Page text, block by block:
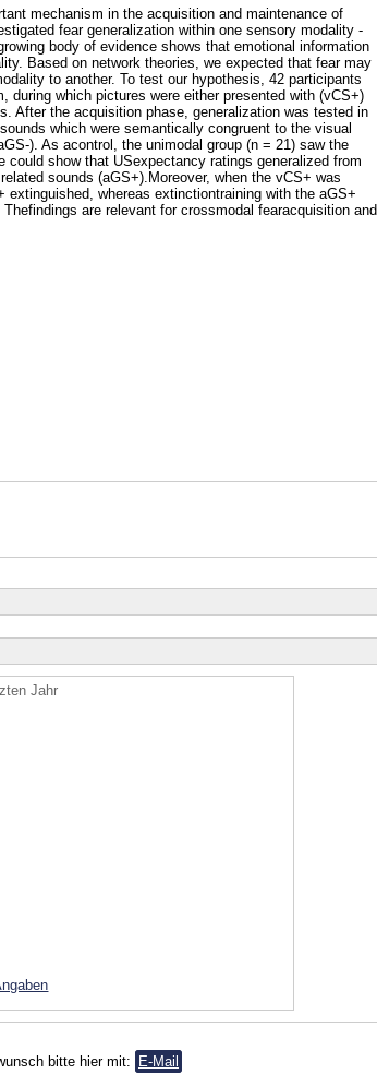
mechanism in the acquisition and maintenance of
fear generalization within one sensory modality -
body of evidence shows that emotional information
Based on network theories, we expected that fear may
to another. To test our hypothesis, 42 participants
during which pictures were either presented with (vCS+)
After the acquisition phase, generalization was tested in
which were semantically congruent to the visual
). As acontrol, the unimodal group (n = 21) saw the
could show that USexpectancy ratings generalized from
sounds (aGS+).Moreover, when the vCS+ was
whereas extinctiontraining with the aGS+
are relevant for crossmodal fearacquisition and
Jahr
bitte hier mit: E-Mail